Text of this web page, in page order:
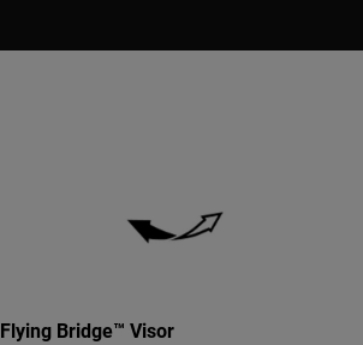
Flying Bridge™ Visor